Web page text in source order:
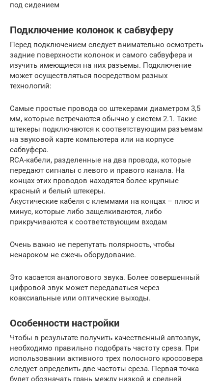
под сидением
Подключение колонок к сабвуферу
Перед подключением следует внимательно осмотреть
задние поверхности колонок и самого сабвуфера и
изучить имеющиеся на них разъемы. Подключение
может осуществляться посредством разных
технологий:
Самые простые провода со штекерами диаметром 3,5
мм, которые встречаются обычно у систем 2.1. Такие
штекеры подключаются к соответствующим разъемам
на звуковой карте компьютера или на корпусе
сабвуфера.
RCA-кабели, разделенные на два провода, которые
передают сигналы с левого и правого канала. На
концах этих проводов находятся более крупные
красный и белый штекеры.
Акустические кабеля с клеммами на концах – плюс и
минус, которые либо защелкиваются, либо
прикручиваются к соответствующим входам
Очень важно не перепутать полярность, чтобы
ненароком не сжечь оборудование.
Это касается аналогового звука. Более совершенный
цифровой звук может передаваться через
коаксиальные или оптические выходы.
Особенности настройки
Чтобы в результате получить качественный автозвук,
необходимо правильно подобрать частоту среза. При
использовании активного трех полосного кроссовера
следует определить две частоты среза. Первая точка
будет обозначать грань между низкой и средней